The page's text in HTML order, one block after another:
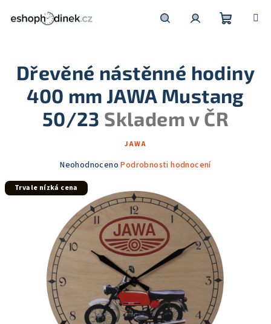
košík
Dřevěné nástěnné hodiny
400 mm JAWA Mustang
50/23 Skladem v ČR
JAWA
Průměrné
produktu
z
5
hvězdiček.
Neohodnoceno Podrobnosti hodnocení
Trvale nízká cena